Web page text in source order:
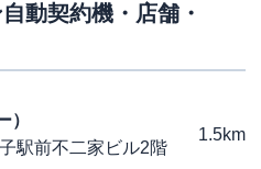
動契約機・店舗・
）
駅前不二家ビル2階
1.5km